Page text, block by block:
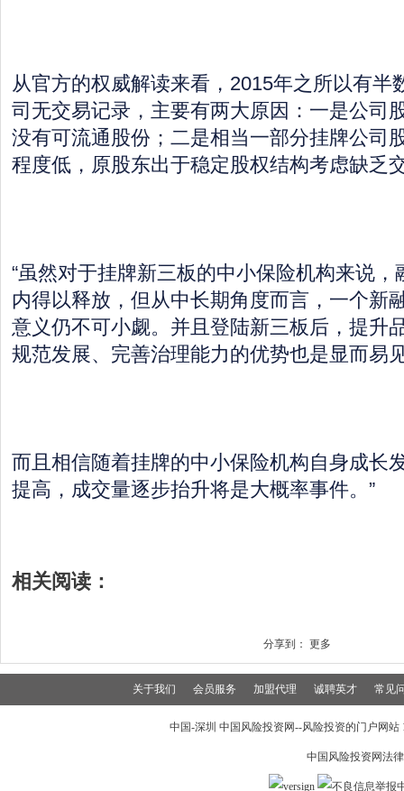
从官方的权威解读来看，2015年之所以有半
司无交易记录，主要有两大原因：一是公司
没有可流通股份；二是相当一部分挂牌公司
程度低，原股东出于稳定股权结构考虑缺乏
“虽然对于挂牌新三板的中小保险机构来说
内得以释放，但从中长期角度而言，一个新
意义仍不可小觑。并且登陆新三板后，提升
规范发展、完善治理能力的优势也是显而易
而且相信随着挂牌的中小保险机构自身成长
提高，成交量逐步抬升将是大概率事件。”
相关阅读：
分享到： 更多
关于我们 会员服务 加盟代理 诚聘英才 常见
中国-深圳 中国风险投资网--风险投资的门户网
中国风险投资网法